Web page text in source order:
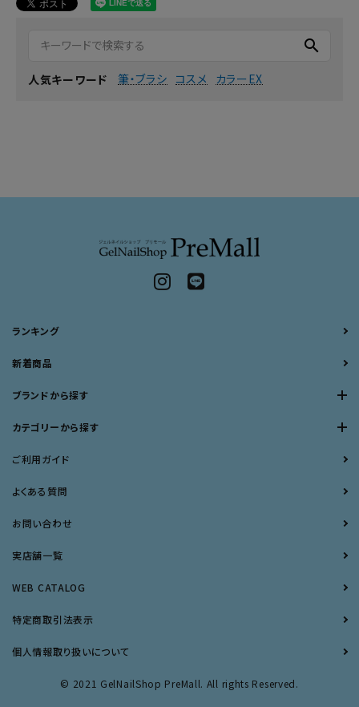
search
人気キーワード 筆・ブラシ コスメ カラーEX
ランキング
新着商品
ブランドから探す
カテゴリーから探す
ご利用ガイド
よくある質問
お問い合わせ
実店舗一覧
WEB CATALOG
特定商取引法表示
個人情報取り扱いについて
© 2021 GelNailShop PreMall. All rights Reserved.